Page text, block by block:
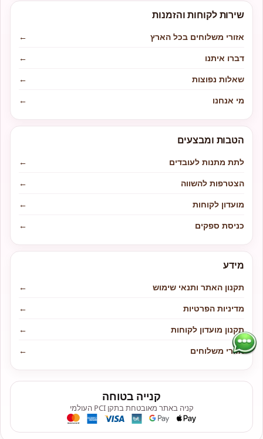
שירות לקוחות והזמנות
אזורי משלוחים בכל הארץ
←
דברו איתנו
←
שאלות נפוצות
←
מי אנחנו
←
הטבות ומבצעים
לתת מתנות לעובדים
←
הצטרפות להשווה
←
מועדון לקוחות
←
כניסת ספקים
←
מידע
תקנון האתר ותנאי שימוש
←
מדיניות הפרטיות
←
תקנון מועדון לקוחות
←
אזורי משלוחים
←
קנייה בטוחה
קניה באתר מאובטחת בתקן PCI העולמי